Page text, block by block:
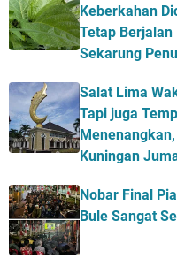
Keberkahan
Tetap
Sekarung
Salat Lima
Tapi juga
Kuningan
Nobar Final
Bule Sangat